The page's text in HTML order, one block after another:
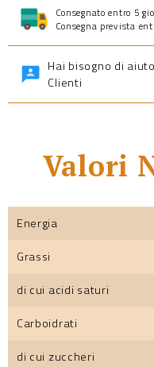
Consegnato entro 5
Consegna prevista
Hai bisogno di
Clienti
Valori
Energia
Grassi
di cui acidi saturi
Carboidrati
di cui zuccheri